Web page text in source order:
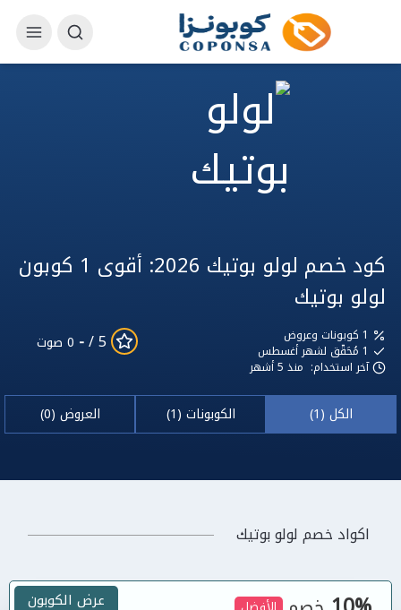
كود خصم لولو بوتيك 2026: أقوى 1 كوبون
لولو بوتيك
مُحَقّق لشهر أغسطس
آخر استخدام: منذ 5 أشهر
5 /
- 0 صوت
الكل (1) الكوبونات (1) العروض (0)
اكواد خصم لولو بوتيك
عرض الكوبون